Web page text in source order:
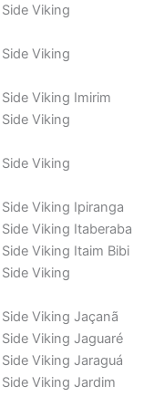
Viking
Viking
Viking Imirim
Viking
Viking
Viking Ipiranga
Viking Itaberaba
Viking Itaim Bibi
Viking
Viking Jaçanã
Viking Jaguaré
Viking Jaraguá
Viking Jardim